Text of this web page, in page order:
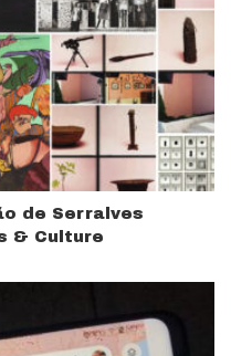
de Serralves
& Culture